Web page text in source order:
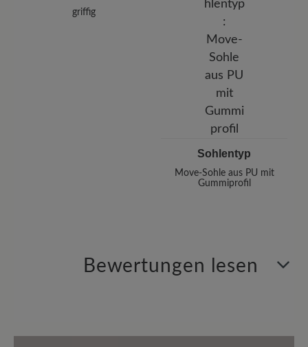
griffig
Sohlentyp
Move-Sohle aus PU mit
Gummiprofil
Bewertungen lesen